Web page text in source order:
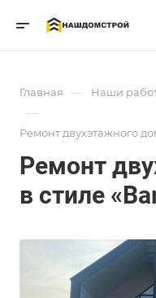
Главная — Наши
—
Ремонт двухэтажного
Ремонт
в стиле